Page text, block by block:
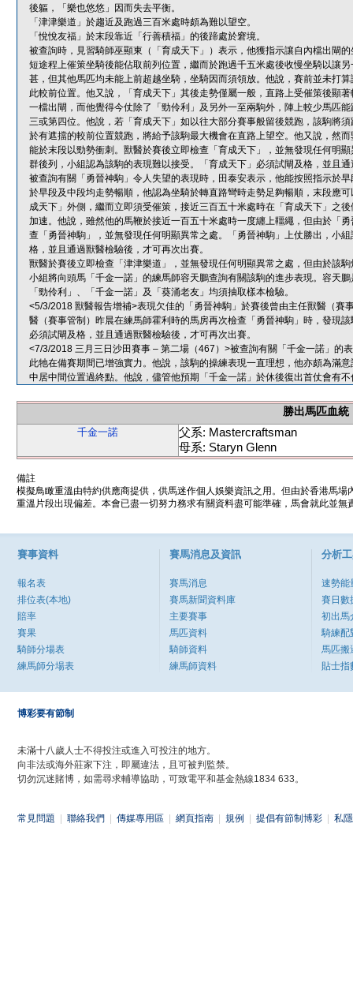
後軀，「樂也悠悠」因而失去平衡。
「津津樂道」於趨近及跑過三百米處時頗為難以望空。
「悅悅友福」於末段靠近「行善積福」的後蹄處於窘境。
被查詢時，見習騎師巫顯東（「育成天下」）表示，他獲指示讓自內檔出閘
短途程上催策坐騎後能佔取前列位置，繼而於跑過千五米處後收慢坐騎以讓
甚，但其他馬匹均未能上前超越坐騎，坐騎因而須領放。他說，賽前並未打
此較前位置。他又說，「育成天下」其後走勢僅屬一般，直路上受催策後顯
一檔出閘，而他覺得今仗除了「勁伶利」及另外一至兩駒外，陣上較少馬匹
三或第四位。他說，若「育成天下」如以往大部分賽事般留後競跑，該駒將
於有遮擋的較前位置競跑，將給予該駒最大機會在直路上望空。他又說，然
能於末段以勁勢衝刺。獸醫於賽後立即檢查「育成天下」，並無發現任何明
群後列，小組認為該駒的表現難以接受。「育成天下」必須試閘及格，並且
被查詢有關「勇晉神駒」令人失望的表現時，田泰安表示，他能按照指示於
於早段及中段均走勢暢順，他認為坐騎於轉直路彎時走勢足夠暢順，末段應
成天下」外側，繼而立即須受催策，接近三百五十米處時在「育成天下」之
加速。他說，雖然他的馬鞭於接近一百五十米處時一度纏上韁繩，但由於「
查「勇晉神駒」，並無發現任何明顯異常之處。「勇晉神駒」上仗勝出，小
格，並且通過獸醫檢驗後，才可再次出賽。
獸醫於賽後立即檢查「津津樂道」，並無發現任何明顯異常之處，但由於該
小組將向頭馬「千金一諾」的練馬師容天鵬查詢有關該駒的進步表現。容天
「勁伶利」、「千金一諾」及「葵涌老友」均須抽取樣本檢驗。
<5/3/2018 獸醫報告增補>表現欠佳的「勇晉神駒」於賽後曾由主任獸醫（賽
醫（賽事管制）昨晨在練馬師霍利時的馬房再次檢查「勇晉神駒」時，發現
必須試閘及格，並且通過獸醫檢驗後，才可再次出賽。
<7/3/2018 三月三日沙田賽事 – 第二場（467）>被查詢有關「千金一諾」的
此牠在備賽期間已增強實力。他說，該駒的操練表現一直理想，他亦頗為滿
中居中間位置過終點。他說，儘管他預期「千金一諾」於休後復出首仗會有
勝出馬匹血統
千金一諾
父系: Mastercraftsman
母系: Staryn Glenn
備註
模擬鳥瞰重溫由特約供應商提供，供馬迷作個人娛樂資訊之用。但由於香港馬
重溫片段出現偏差。本會已盡一切努力務求有關資料盡可能準確，馬會就此並
賽事資料
報名表
排位表(本地)
賠率
賽果
騎師分場表
練馬師分場表
賽馬消息及資訊
賽馬消息
賽馬新聞資料庫
主要賽事
馬匹資料
騎師資料
練馬師資料
分析
速勢能
賽日數
初出馬
騎練配
馬匹搬
貼士指
博彩要有節制
未滿十八歲人士不得投注或進入可投注的地方。
向非法或海外莊家下注，即屬違法，且可被判監禁。
切勿沉迷賭博，如需尋求輔導協助，可致電平和基金熱線1834 633。
常見問題 聯絡我們 傳媒專用區 網頁指南 規例 提倡有節制博彩 私